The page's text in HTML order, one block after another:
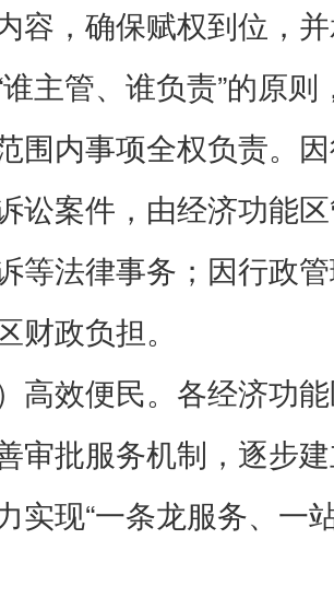
容，确保赋权到位，
主管、谁负责”的原
围内事项全权负责。
讼案件，由经济功能
等法律事务；因行政
财政负担。
效便民。各经济功能
审批服务机制，逐步
实现“一条龙服务、一